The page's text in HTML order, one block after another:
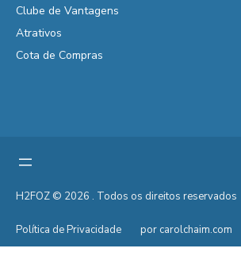
Clube de Vantagens
Atrativos
Cota de Compras
H2FOZ © 2026 . Todos os direitos reservados
Política de Privacidade por carolchaim.com